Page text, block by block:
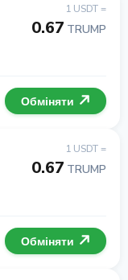
1 USDT =
0.67 TRUMP
Обміняти
1 USDT =
0.67 TRUMP
Обміняти